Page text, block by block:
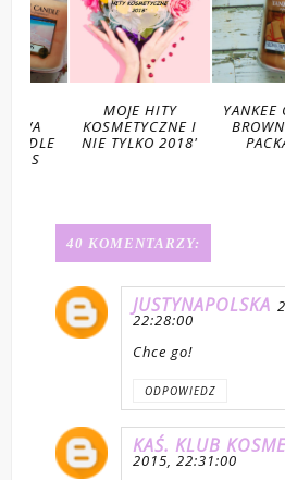
MOJE HITY
KOSMETYCZNE I
NIE TYLKO 2018'
YANKEE
BROWN
PACKAGES
40 KOMENTARZY:
JUSTYNAPOLSKA
22:28:00
Chce go!
ODPOWIEDZ
KAŚ. KLUB
2015, 22:31:00